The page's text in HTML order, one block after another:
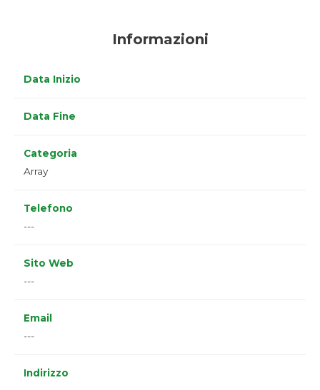
Informazioni
Data Inizio
Data Fine
Categoria
Array
Telefono
---
Sito Web
---
Email
---
Indirizzo